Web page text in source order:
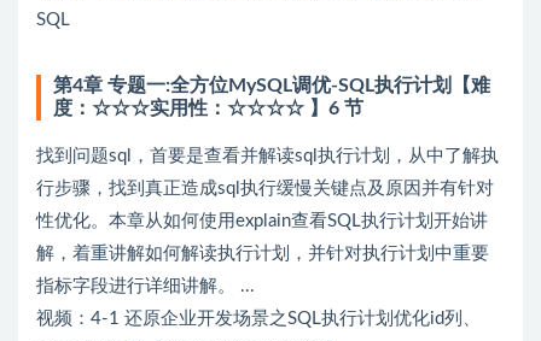
SQL
第4章 专题一:全方位MySQL调优-SQL执行计划【难
度：☆☆☆实用性：☆☆☆☆ 】6 节
找到问题sql，首要是查看并解读sql执行计划，从中了解执
行步骤，找到真正造成sql执行缓慢关键点及原因并有针对
性优化。本章从如何使用explain查看SQL执行计划开始讲
解，着重讲解如何解读执行计划，并针对执行计划中重要
指标字段进行详细讲解。 ...
视频：4-1 还原企业开发场景之SQL执行计划优化id列、